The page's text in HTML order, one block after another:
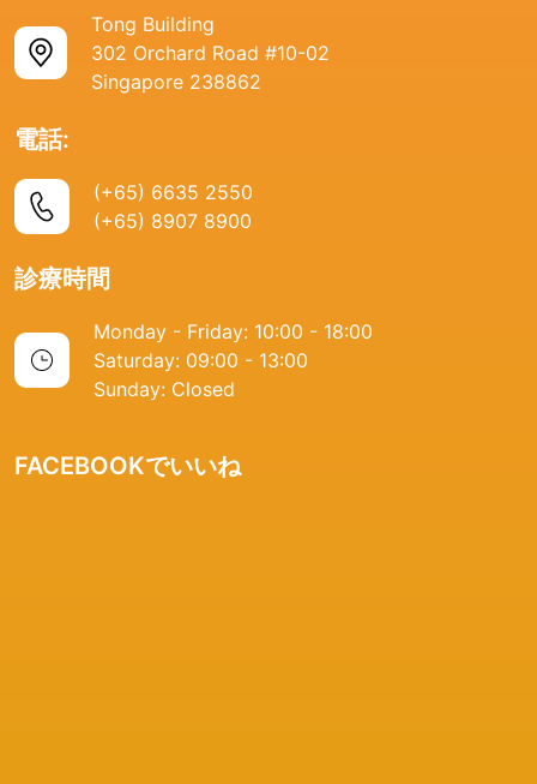
Tong Building
302 Orchard Road #10-02
Singapore 238862
電話:
(+65) 6635 2550
(+65) 8907 8900
診療時間
Monday - Friday: 10:00 - 18:00
Saturday: 09:00 - 13:00
Sunday: Closed
FACEBOOKでいいね